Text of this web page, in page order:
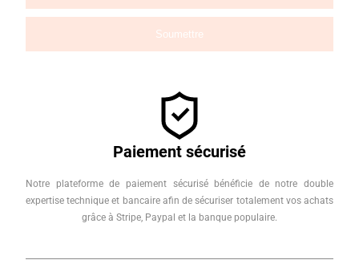
Paiement sécurisé
Notre plateforme de paiement sécurisé bénéficie de notre double
expertise technique et bancaire afin de sécuriser totalement vos achats
grâce à Stripe, Paypal et la banque populaire.